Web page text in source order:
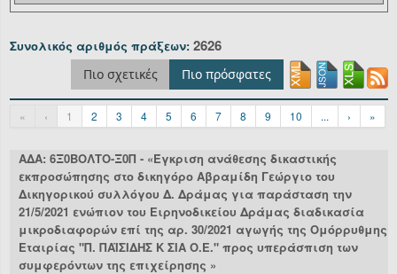
Συνολικός αριθμός πράξεων: 2626
Πιο σχετικές Πιο πρόσφατες
« ‹ 1 2 3 4 5 6 7 8 9 10 ... › »
ΑΔΑ: 6Ξ0ΒΟΛΤΟ-Ξ0Π - «Έγκριση ανάθεσης δικαστικής
εκπροσώπησης στo δικηγόρο Αβραμίδη Γεώργιο του
Δικηγορικού συλλόγου Δ. Δράμας για παράσταση την
21/5/2021 ενώπιον του Ειρηνοδικείου Δράμας διαδικασία
μικροδιαφορών επί της αρ. 30/2021 αγωγής της Ομόρρυθμης
Εταιρίας "Π. ΠΑΪΣΙΔΗΣ Κ ΣΙΑ Ο.Ε." προς υπεράσπιση των
συμφερόντων της επιχείρησης »